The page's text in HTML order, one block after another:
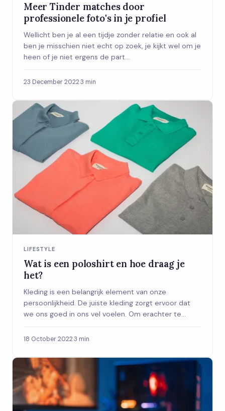
Meer Tinder matches door
professionele foto's in je profiel
Wellicht ben je al een tijdje zonder relatie en ook al
ben je misschien niet echt op zoek, je kijkt wel om je
heen of je niet ergens de part...
23 December 2022·3 min
LIFESTYLE
Wat is een poloshirt en hoe draag je
het?
Kleding is een belangrijk element van onze
persoonlijkheid. De juiste kleding zorgt ervoor dat
we ons goed in ons vel voelen. Om erachter te...
18 October 2022·3 min